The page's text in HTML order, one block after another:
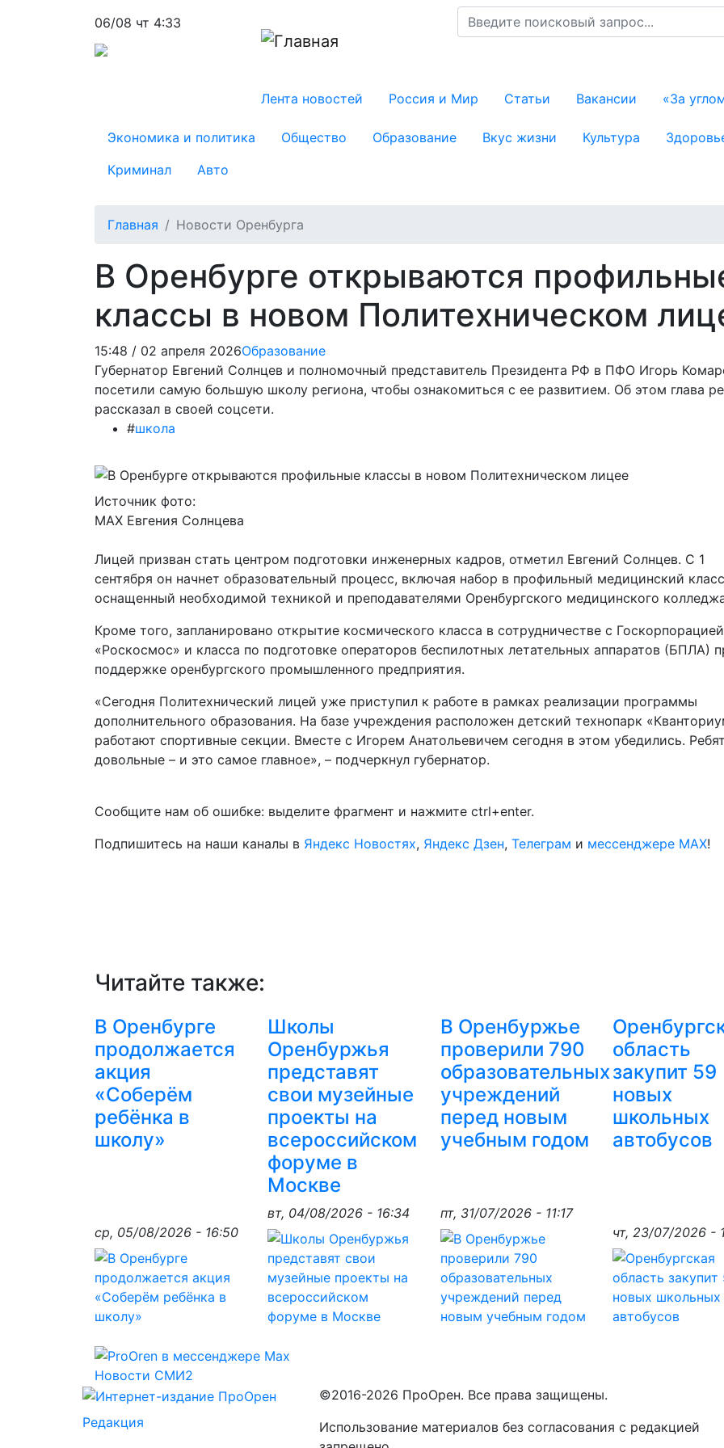
06/08 чт 4:33
Основная навигация
Лента новостей Россия и Мир Статьи Вакансии «За
category menu
Экономика и политика Общество Образование Вкус жизни Культура
Криминал
Авто
Главная Новости Оренбурга
В Оренбурге открываются
классы в новом Политехническом
15:48 / 02 апреля 2026Образование
Губернатор Евгений Солнцев и полномочный представитель Президента РФ в ПФО Игорь
посетили самую большую школу региона, чтобы ознакомиться с ее развитием. Об этом глава
рассказал в своей соцсети.
#школа
Источник фото:
MAX Евгения Солнцева
Лицей призван стать центром подготовки инженерных кадров, отметил Евгений Солнцев. С 1
сентября он начнет образовательный процесс, включая набор в профильный медицинский
оснащенный необходимой техникой и преподавателями Оренбургского медицинского
Кроме того, запланировано открытие космического класса в сотрудничестве с Госкорпорацией
«Роскосмос» и класса по подготовке операторов беспилотных летательных аппаратов (БПЛА)
поддержке оренбургского промышленного предприятия.
«Сегодня Политехнический лицей уже приступил к работе в рамках реализации программы
дополнительного образования. На базе учреждения расположен детский технопарк
работают спортивные секции. Вместе с Игорем Анатольевичем сегодня в этом убедились.
довольные – и это самое главное», – подчеркнул губернатор.
Сообщите нам об ошибке: выделите фрагмент и нажмите ctrl+enter.
Подпишитесь на наши каналы в Яндекс Новостях, Яндекс Дзен, Телеграм и мессенджере MAX!
Читайте также:
В Оренбурге
продолжается
акция
«Соберём
ребёнка в
школу»
ср, 05/08/2026 - 16:50
Школы
Оренбуржья
представят
свои музейные
проекты на
всероссийском
форуме в
Москве
вт, 04/08/2026 - 16:34
В Оренбуржье
проверили 790
образовательных
учреждений
перед новым
учебным годом
пт, 31/07/2026 - 11:17
область
закупит 59
новых
школьных
автобусов
чт, 23/07/2026 -
Новости СМИ2
Редакция
©2016-2026 ПроОрен. Все права защищены.
Использование материалов без согласования с редакцией